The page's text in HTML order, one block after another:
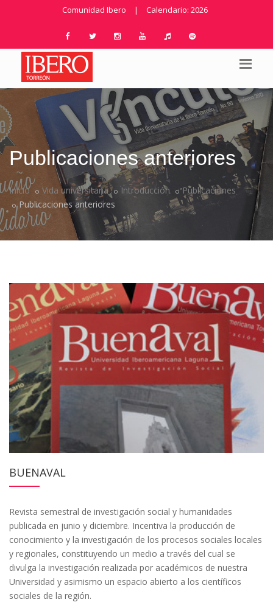
Comunidad Ibero | Calendario: 2026
Publicaciones anteriores
Inicio Vida universitaria Introducción
Publicaciones
Publicaciones anteriores
BUENAVAL
Revista semestral de investigación social y humanidades
publicada en junio y diciembre. Incentiva la producción de
conocimiento y la investigación de los procesos sociales locales
y regionales, constituyendo un medio a través del cual se
divulga la investigación realizada por académicos de nuestra
Universidad y asimismo un espacio abierto a los científicos
sociales de la región.